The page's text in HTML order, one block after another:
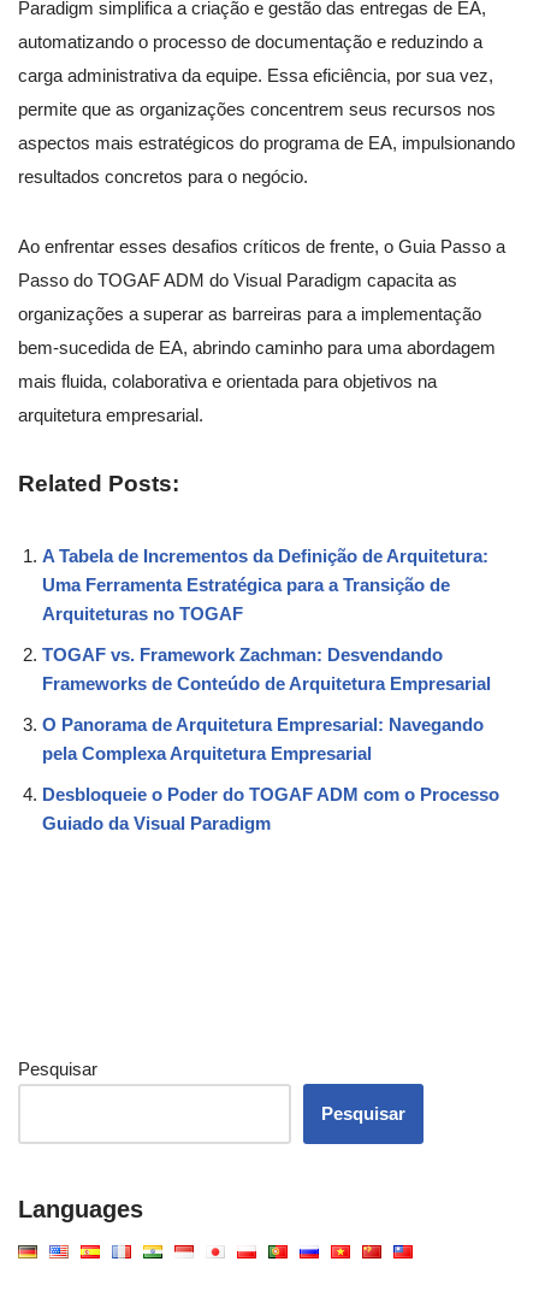
Paradigm simplifica a criação e gestão das entregas de EA,
automatizando o processo de documentação e reduzindo a
carga administrativa da equipe. Essa eficiência, por sua vez,
permite que as organizações concentrem seus recursos nos
aspectos mais estratégicos do programa de EA, impulsionando
resultados concretos para o negócio.
Ao enfrentar esses desafios críticos de frente, o Guia Passo a
Passo do TOGAF ADM do Visual Paradigm capacita as
organizações a superar as barreiras para a implementação
bem-sucedida de EA, abrindo caminho para uma abordagem
mais fluida, colaborativa e orientada para objetivos na
arquitetura empresarial.
Related Posts:
A Tabela de Incrementos da Definição de Arquitetura:
Uma Ferramenta Estratégica para a Transição de
Arquiteturas no TOGAF
TOGAF vs. Framework Zachman: Desvendando
Frameworks de Conteúdo de Arquitetura Empresarial
O Panorama de Arquitetura Empresarial: Navegando
pela Complexa Arquitetura Empresarial
Desbloqueie o Poder do TOGAF ADM com o Processo
Guiado da Visual Paradigm
Pesquisar
Pesquisar
Languages